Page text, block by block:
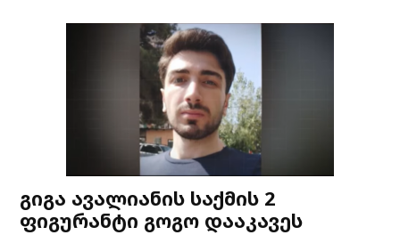
გიგა ავალიანის საქმის 2
ფიგურანტი გოგო დააკავეს